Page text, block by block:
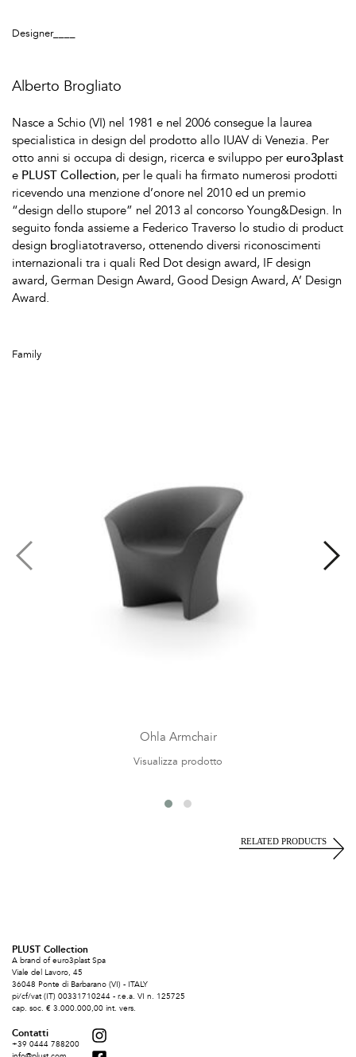
Designer____
Alberto Brogliato
Nasce a Schio (VI) nel 1981 e nel 2006 consegue la laurea
specialistica in design del prodotto allo IUAV di Venezia. Per
otto anni si occupa di design, ricerca e sviluppo per euro3plast
e PLUST Collection, per le quali ha firmato numerosi prodotti
ricevendo una menzione d’onore nel 2010 ed un premio
“design dello stupore” nel 2013 al concorso Young&Design. In
seguito fonda assieme a Federico Traverso lo studio di product
design brogliatotraverso, ottenendo diversi riconoscimenti
internazionali tra i quali Red Dot design award, IF design
award, German Design Award, Good Design Award, A’ Design
Award.
Family
Ohla Armchair
Visualizza prodotto
PLUST Collection
A brand of euro3plast Spa
Viale del Lavoro, 45
36048 Ponte di Barbarano (VI) - ITALY
pi/cf/vat (IT) 00331710244 - r.e.a. VI n. 125725
cap. soc. € 3.000.000,00 int. vers.
Contatti
+39 0444 788200